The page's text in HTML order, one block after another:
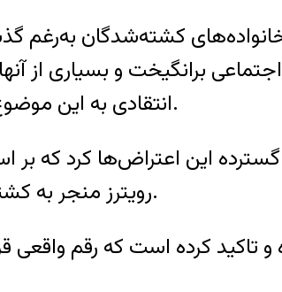
کشته‌شدگان به‌رغم
برانگیخت و بسیاری از
انتقادی به این موضوع واکنش نشان دادند.
به سرکوب گسترده این اعتراض‌ها کرد
رویترز منجر به کشته شدن ۱۵۰۰ نفر شد.
آبان را منتشر کرده و تاکید کرده است که